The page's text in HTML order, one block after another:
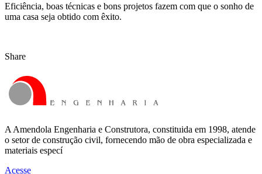
Eficiência, boas técnicas e bons projetos fazem com que o sonho de
uma casa seja obtido com êxito.
Share
A Amendola Engenharia e Construtora, constituida em 1998, atende
o setor de construção civil, fornecendo mão de obra especializada e
materiais especí
Acesse